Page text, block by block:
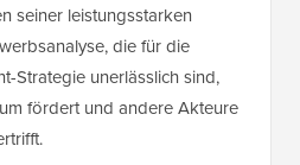
seiner leistungsstarken
die für die
Strategie unerlässlich sind,
fördert und andere Akteure